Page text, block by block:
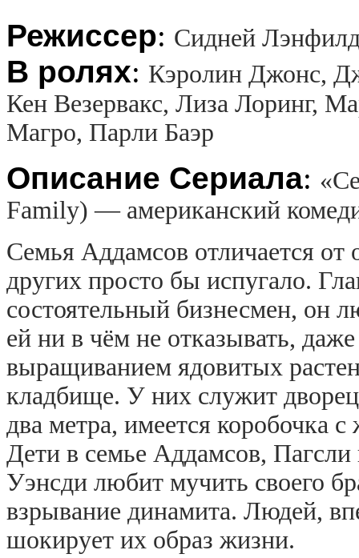
Режиссер: Сидней
В ролях: Кэролин Джонс,
Кен Везервакс, Лиза Лоринг,
Магро, Парли Баэр
Описание Сериала:
Family) — американский
Семья Аддамсов отличается
других просто бы испугало.
состоятельный бизнесмен, он
ей ни в чём не отказывать,
выращиванием ядовитых
кладбище. У них служит
два метра, имеется коробочка
Дети в семье Аддамсов,
Уэнсди любит мучить своего
взрывание динамита. Людей,
шокирует их образ жизни.